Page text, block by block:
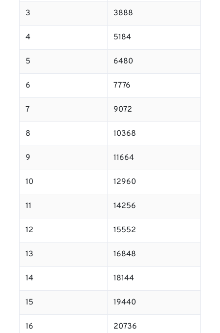
3 3888
4 5184
5 6480
6 7776
7 9072
8 10368
9 11664
10 12960
11 14256
12 15552
13 16848
14 18144
15 19440
16 20736